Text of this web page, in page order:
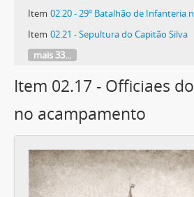
Item 02.20 - 29º Batalhão de Infanteria
Item 02.21 - Sepultura do Capitão Silva
mais 33...
Item 02.17 - Officiaes
no acampamento